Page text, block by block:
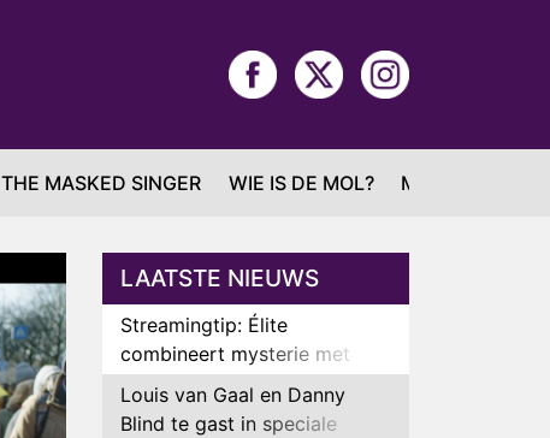
THE MASKED SINGER WIE IS DE MOL? MAFS
LAATSTE NIEUWS
Streamingtip: Élite
combineert mysterie met
romantie
Louis van Gaal en Danny
Blind te gast in speciale